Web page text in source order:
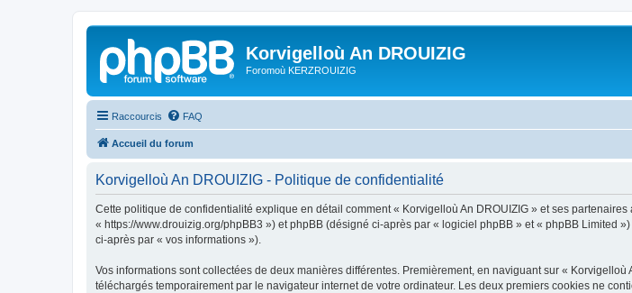
Korvigelloù An DROUIZIG
Foromoù KERZROUIZIG
Raccourcis FAQ
Accueil du forum
Korvigelloù An DROUIZIG - Politique de confidentialité
Cette politique de confidentialité explique en détail comment « Korvigelloù An DROUIZIG » et ses
« https://www.drouizig.org/phpBB3 ») et phpBB (désigné ci-après par « logiciel phpBB » et « phpBB Limited
ci-après par « vos informations »).
Vos informations sont collectées de deux manières différentes. Premièrement, en naviguant sur «
téléchargés temporairement par le navigateur internet de votre ordinateur. Les deux premiers cookies ne